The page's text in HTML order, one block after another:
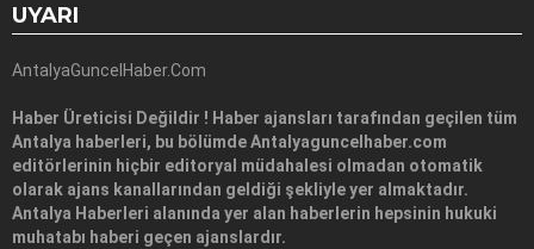
UYARI
AntalyaGuncelHaber.Com
Haber Üreticisi Değildir ! Haber ajansları tarafından geçilen tüm
Antalya haberleri, bu bölümde Antalyaguncelhaber.com
editörlerinin hiçbir editoryal müdahalesi olmadan otomatik
olarak ajans kanallarından geldiği şekliyle yer almaktadır.
Antalya Haberleri alanında yer alan haberlerin hepsinin hukuki
muhatabı haberi geçen ajanslardır.